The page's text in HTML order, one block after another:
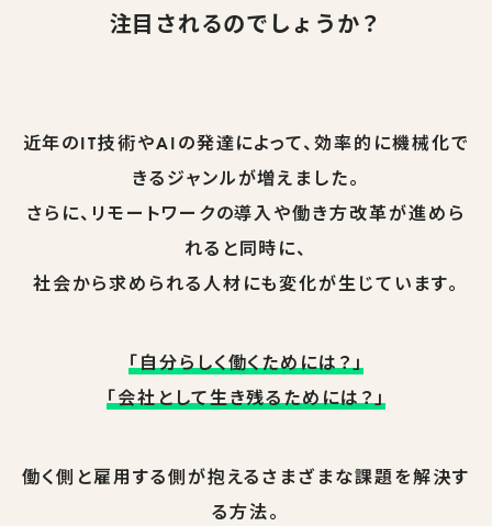
注目されるのでしょうか？
近年のIT技術やAIの発達によって、効率的に機械化で
きるジャンルが増えました。
さらに、リモートワークの導入や働き方改革が進めら
れると同時に、
社会から求められる人材にも変化が生じています。
「自分らしく働くためには？」
「会社として生き残るためには？」
働く側と雇用する側が抱えるさまざまな課題を解決す
る方法。